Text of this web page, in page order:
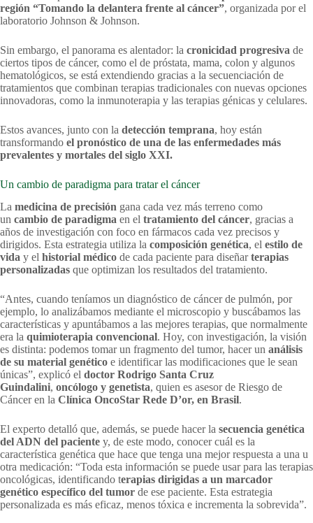
región “Tomando la delantera frente al cáncer”, organizada por el
laboratorio Johnson & Johnson.
Sin embargo, el panorama es alentador: la cronicidad progresiva de
ciertos tipos de cáncer, como el de próstata, mama, colon y algunos
hematológicos, se está extendiendo gracias a la secuenciación de
tratamientos que combinan terapias tradicionales con nuevas opciones
innovadoras, como la inmunoterapia y las terapias génicas y celulares.
Estos avances, junto con la detección temprana, hoy están
transformando el pronóstico de una de las enfermedades más
prevalentes y mortales del siglo XXI.
Un cambio de paradigma para tratar el cáncer
La medicina de precisión gana cada vez más terreno como
un cambio de paradigma en el tratamiento del cáncer, gracias a
años de investigación con foco en fármacos cada vez precisos y
dirigidos. Esta estrategia utiliza la composición genética, el estilo de
vida y el historial médico de cada paciente para diseñarterapias
personalizadas que optimizan los resultados del tratamiento.
“Antes, cuando teníamos un diagnóstico de cáncer de pulmón, por
ejemplo, lo analizábamos mediante el microscopio y buscábamos las
características y apuntábamos a las mejores terapias, que normalmente
era la quimioterapia convencional. Hoy, con investigación, la visión
es distinta: podemos tomar un fragmento del tumor, hacer un análisis
de su material genético e identificar las modificaciones que le sean
únicas”, explicó el doctor Rodrigo Santa Cruz
Guindalini, oncólogo y genetista, quien es asesor de Riesgo de
Cáncer en la Clínica OncoStar Rede D’or, en Brasil.
El experto detalló que, además, se puede hacer la secuencia genética
del ADN del paciente y, de este modo, conocer cuál es la
característica genética que hace que tenga una mejor respuesta a una u
otra medicación: “Toda esta información se puede usar para las terapias
oncológicas, identificando terapias dirigidas a un marcador
genético específico del tumor de ese paciente. Esta estrategia
personalizada es más eficaz, menos tóxica e incrementa la sobrevida”.